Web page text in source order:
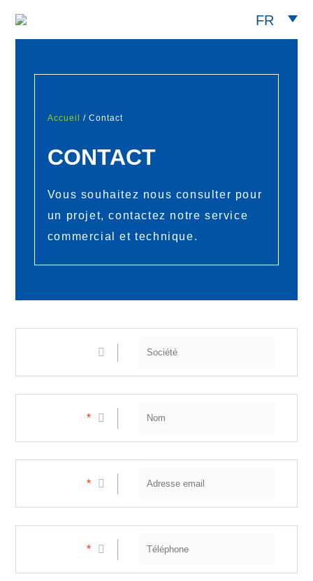
FR
Accueil / Contact
CONTACT
Vous souhaitez nous consulter pour
un projet, contactez notre service
commercial et technique.
*
*
*